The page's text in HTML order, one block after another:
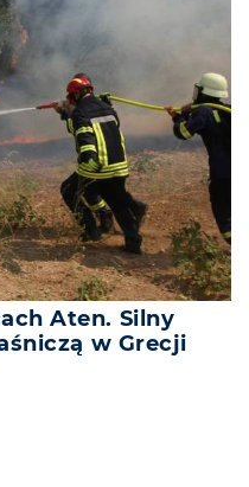
Aten. Silny
w Grecji